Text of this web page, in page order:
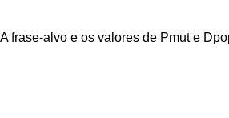
A frase-alvo e os valores de Pmut e